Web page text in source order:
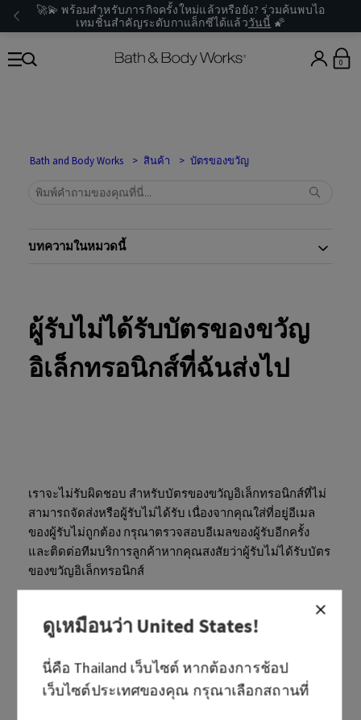
🚀💫 พร้อมสำหรับภารกิจครั้งใหม่แล้วหรือยัง? ร่วมค้นพบไอ
เทมชิ้นสำคัญระดับกาแล็กซีได้แล้ววันนี้ 🌠
0
Bath and Body Works สินค้า บัตรของขวัญ
บทความในหมวดนี้
ผู้รับไม่ได้รับบัตรของขวัญ
อิเล็กทรอนิกส์ที่ฉันส่งไป
เราจะไม่รับผิดชอบ สำหรับบัตรของขวัญอิเล็กทรอนิกส์ที่ไม่
สามารถจัดส่งหรือผู้รับไม่ได้รับ เนื่องจากคุณใส่ที่อยู่อีเมล
ของผู้รับไม่ถูกต้อง กรุณาตรวจสอบอีเมลของผู้รับอีกครั้ง
และติดต่อทีมบริการลูกค้าหากคุณสงสัยว่าผู้รับไม่ได้รับบัตร
ของขวัญอิเล็กทรอนิกส์
กรณีที่ตัวกรองสแปม บล็อกอีเมลของเราไม่ให้เข้าถึงกล่อง
จดหมายของผู้รับ ผู้รับจะต้องปรับการตั้งค่าอีเมล เพื่อให้
แน่ใจว่าอีเมลของเราไม่ถูกจัดเป็นสแปม
หากต้องการความช่วยเหลือเพิ่มเติม โปรดติดต่อเรา
ชื่อ หมายเลขคำสั่งซื้อ และที่อยู่อีเมลของคุณไว้ด้วย
ดูเหมือนว่าUnited States!
นี่คือ Thailand เว็บไซต์ หากต้องการช้อป
เว็บไซต์ประเทศของคุณ กรุณาเลือกสถานที่